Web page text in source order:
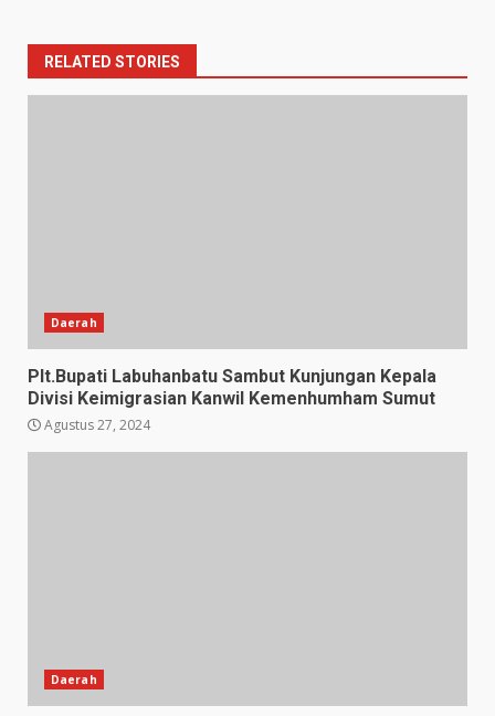
RELATED STORIES
Daerah
Plt.Bupati Labuhanbatu Sambut Kunjungan Kepala
Divisi Keimigrasian Kanwil Kemenhumham Sumut
Agustus 27, 2024
Daerah